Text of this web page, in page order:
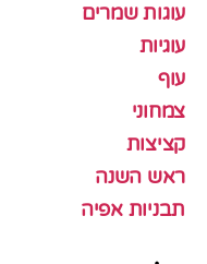
עוגות שמרים
עוגיות
עוף
צמחוני
קציצות
ראש השנה
תבניות אפיה